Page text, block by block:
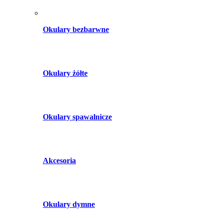
Okulary bezbarwne
Okulary żółte
Okulary spawalnicze
Akcesoria
Okulary dymne